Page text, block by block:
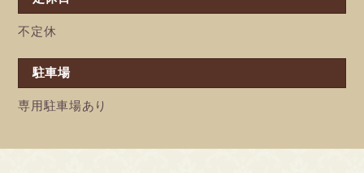
不定休
駐車場
専用駐車場あり